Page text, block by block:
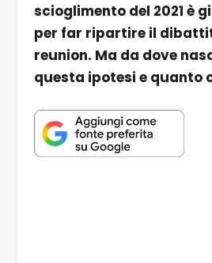
scioglimento del 2021 è
per far ripartire il
reunion. Ma da dove
questa ipotesi e quanto